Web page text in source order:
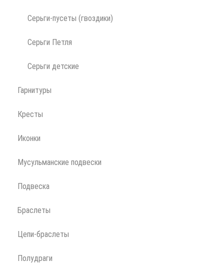
Серьги-пусеты (гвоздики)
Серьги Петля
Серьги детские
Гарнитуры
Кресты
Иконки
Мусульманские подвески
Подвеска
Браслеты
Цепи-браслеты
Полудраги